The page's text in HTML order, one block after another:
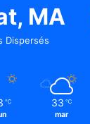
MA
Dispersés
℃ 33 ℃
mar